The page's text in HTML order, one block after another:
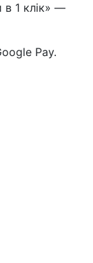
в 1 клік» —
Pay.